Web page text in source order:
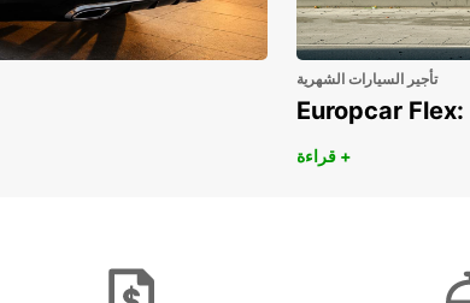
تأجير السيارات الشهرية
قراءة +